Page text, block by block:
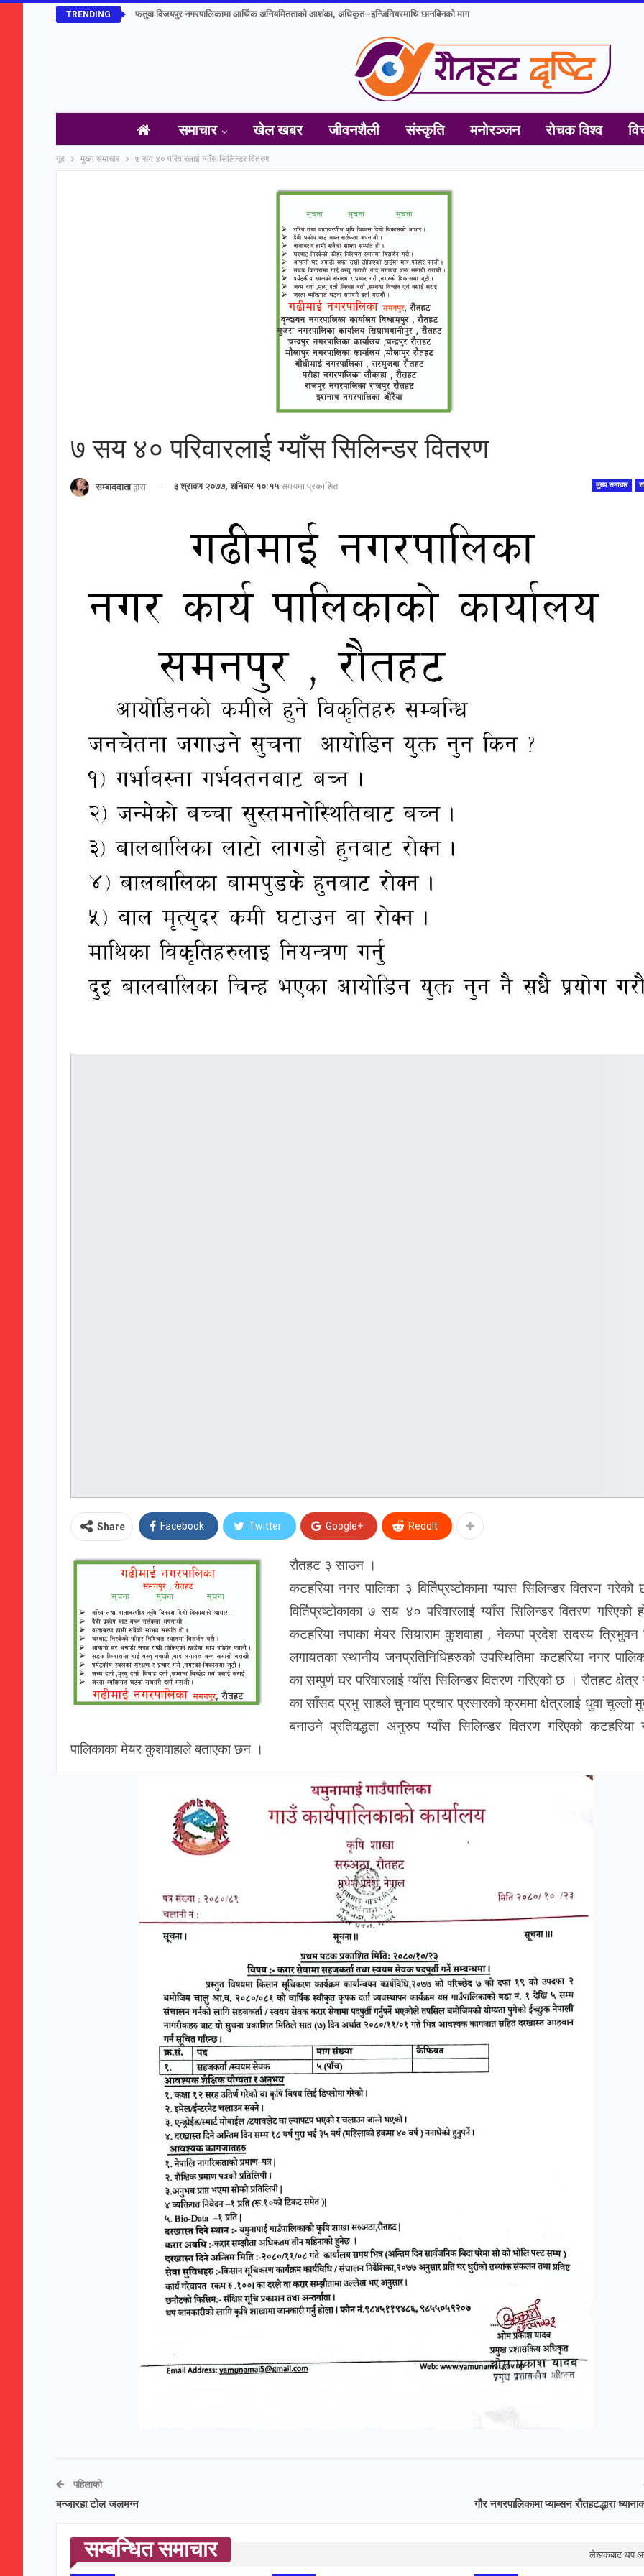
TRENDING फतुवा विजयपुर नगरपालिकामा आर्थिक अनियमितताको आशंका, अधिकृत–इन्जिनियरमाथि छानबिनको माग
समाचार खेल खबर जीवनशैली संस्कृति मनोरञ्जन रोचक विश्व
गृह मुख्य समाचार ७ सय ४० परिवारलाई ग्याँस सिलिन्डर वितरण
७ सय ४० परिवारलाई ग्याँस सिलिन्डर वितरण
मुख्य समाचार
सम्बाददाताद्वारा ३ श्रावण २०७७, शनिबार १०:१५समयमा प्रकाशित
Share Facebook Twitter Google+ ReddIt
रौतहट ३ साउन ।
कटहरिया नगर पालिका ३ विर्तिप्रष्टोकामा ग्यास सिलिन्डर वितरण
विर्तिप्रष्टोकाका ७ सय ४० परिवारलाई ग्याँस सिलिन्डर वितरण गरिएको
कटहरिया नपाका मेयर सियाराम कुशवाहा , नेकपा प्रदेश सदस्य त्रिभुवन
लगायतका स्थानीय जनप्रतिनिधिहरुको उपस्थितिमा कटहरिया नगर
का सम्पुर्ण घर परिवारलाई ग्याँस सिलिन्डर वितरण गरिएको छ । रौतहट
का साँसद प्रभु साहले चुनाव प्रचार प्रसारको क्रममा क्षेत्रलाई धुवा चुल्लो
बनाउने प्रतिवद्धता अनुरुप ग्याँस सिलिन्डर वितरण गरिएको कटहरिया
पालिकाका मेयर कुशवाहाले बताएका छन ।
पहिलाको
बन्जारहा टोल जलमग्न गौर नगरपालिकामा प्याब्सन रौतहटद्धारा
सम्बन्धित समाचार लेखकबाट थप